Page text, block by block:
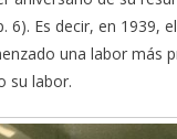
6). Es decir, en 1939,
una labor más
su labor.